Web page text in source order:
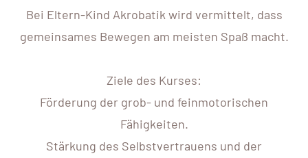
Bei Eltern-Kind Akrobatik wird vermittelt, dass
gemeinsames Bewegen am meisten Spaß macht.
Ziele des Kurses:
Förderung der grob- und feinmotorischen
Fähigkeiten.
Stärkung des Selbstvertrauens und der